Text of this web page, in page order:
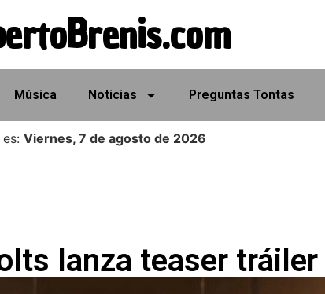
Música Noticias Preguntas Tontas
Viernes, 7 de agosto de 2026
lanza teaser tráiler